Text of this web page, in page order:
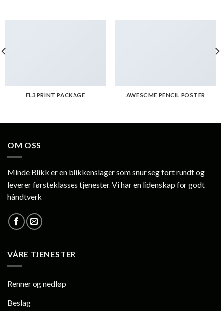
FL3 PRINT PACKAGE AWESOME PENCIL POSTER
OM OSS
Minde Blikk er en blikkenslager som snur seg fort rundt og
leverer førsteklasses tjenester. Vi har en lidenskap for godt
håndtverk
VÅRE TJENESTER
Renner og nedløp
Beslag